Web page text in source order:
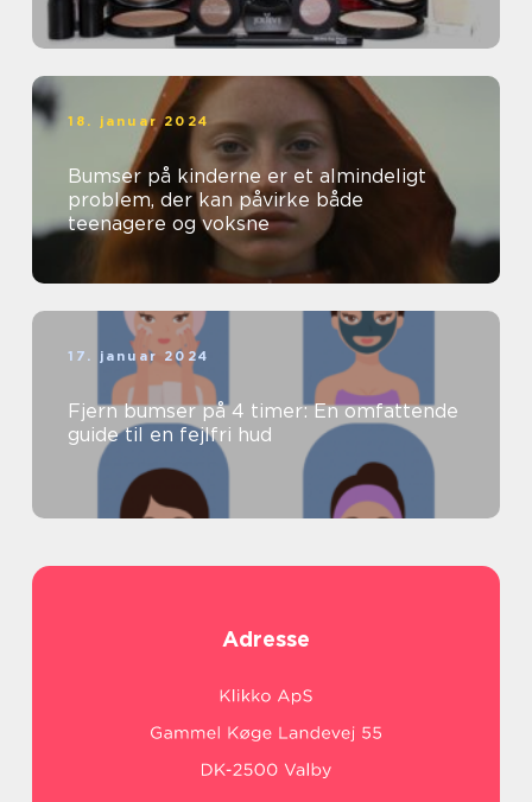
18. januar 2024
Bumser på kinderne er et almindeligt
problem, der kan påvirke både
teenagere og voksne
17. januar 2024
Fjern bumser på 4 timer: En omfattende
guide til en fejlfri hud
Adresse